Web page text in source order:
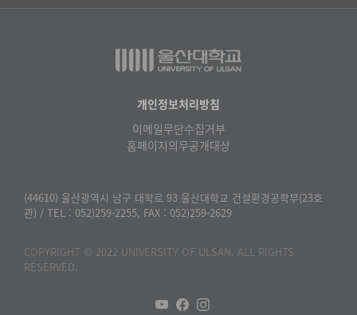
▷프랑스어·프랑스학과
▷사회과학부
ㆍ행정학전공
물리BK 미래혁신응집물질물리인재교육연구단
미래기술혁신융합형인재양성센터
반구대암각화유적보존연구소
보육교사교육원
산학연협력선도대학육성사업(LINC3.0)사업단
교수협의회
온라인 기술거래 플랫폼
울산대학교 총동문회
캠퍼스안전관리
개인정보처리방침
이메일무단수집거부
홈페이지의무공개대상
(44610) 울산광역시 남구 대학로 93 울산대학교 건설환경공학부(23호
관) / TEL : 052)259-2255, FAX : 052)259-2629
COPYRIGHT © 2022 UNIVERSITY OF ULSAN. ALL RIGHTS
RESERVED.